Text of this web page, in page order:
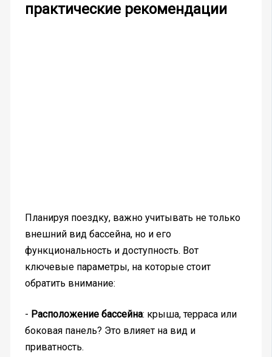
практические рекомендации
Планируя поездку, важно учитывать не только
внешний вид бассейна, но и его
функциональность и доступность. Вот
ключевые параметры, на которые стоит
обратить внимание:
- Расположение бассейна: крыша, терраса или
боковая панель? Это влияет на вид и
приватность.